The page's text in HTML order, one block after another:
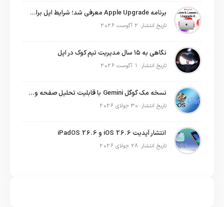
برنامه Apple Upgrade معرفی شد؛ شرایط اپل برای اجاره آیفون، آیپد، مک و اپل واچ
تاریخ انتشار: 2 آگوست 2026
نگاهی به ۱۵ سال مدیریت تیم کوک در اپل
تاریخ انتشار: 1 آگوست 2026
نسخه مک گوگل Gemini با قابلیت تحلیل صفحه و دستورات صوتی در به‌روزرسانی جدید
تاریخ انتشار: 30 جولای 2026
انتشار آپدیت iOS 26.6 و iPadOS 26.6
تاریخ انتشار: 28 جولای 2026